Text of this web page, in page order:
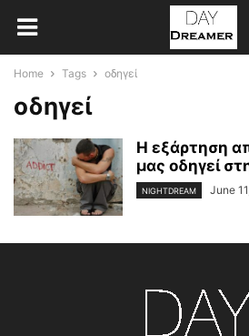
Home Tags οδηγεί
οδηγεί
Η εξάρτηση
μας οδηγεί
NIGHTDREAM June